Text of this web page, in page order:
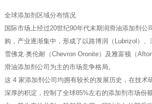
全球添加剂区域分布情况
国际市场上经过20世纪90年代末期润滑油添加剂公
购，产业逐渐集中，形成了以路博润（Lubrizol）、
雪佛龙·奥伦耐（Chevron Oronite）及雅富顿（
滑油添加剂公司为主的市场竞争格局。
这 4 家添加剂公司均拥有较长的发展历史，在技术
深厚的积淀，控制了全球85%左右的添加剂市场份